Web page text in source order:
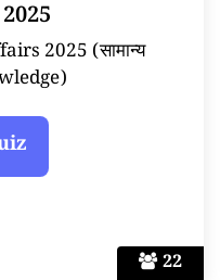
22
2025 (सामान्य